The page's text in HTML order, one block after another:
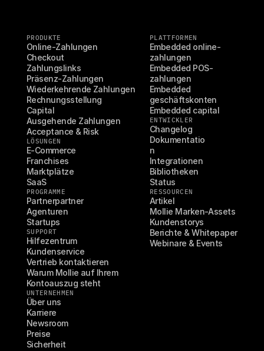
PRODUKTE
Online-Zahlungen
Checkout
Zahlungslinks
Präsenz-Zahlungen
Wiederkehrende Zahlungen
Rechnungsstellung
Capital
Ausgehende Zahlungen
Acceptance & Risk
LÖSUNGEN
E-Commerce
Franchises
Marktplätze
SaaS
PROGRAMME
Partnerpartner
Agenturen
Startups
SUPPORT
Hilfezentrum
Kundenservice
Vertrieb kontaktieren
Warum Mollie auf Ihrem
Kontoauszug steht
UNTERNEHMEN
Über uns
Karriere
Newsroom
Preise
Sicherheit
PLATTFORMEN
Embedded online-
zahlungen
Embedded POS-
zahlungen
Embedded
geschäftskonten
Embedded capital
ENTWICKLER
Changelog
Dokumentatio
n
Integrationen
Bibliotheken
Status
RESSOURCEN
Artikel
Mollie Marken-Assets
Kundenstorys
Berichte & Whitepaper
Webinare & Events